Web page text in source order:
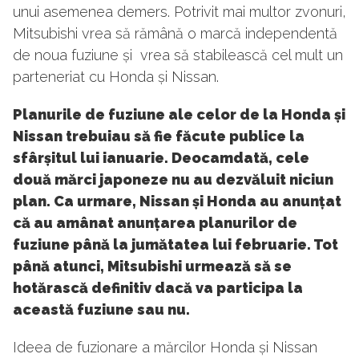
unui asemenea demers. Potrivit mai multor zvonuri,
Mitsubishi vrea să rămână o marcă independentă
de noua fuziune și vrea să stabilească cel mult un
parteneriat cu Honda și Nissan.
Planurile de fuziune ale celor de la Honda și
Nissan trebuiau să fie făcute publice la
sfârșitul lui ianuarie. Deocamdată, cele
două mărci japoneze nu au dezvăluit niciun
plan. Ca urmare, Nissan și Honda au anunțat
că au amânat anunțarea planurilor de
fuziune până la jumătatea lui februarie. Tot
până atunci, Mitsubishi urmează să se
hotărască definitiv dacă va participa la
această fuziune sau nu.
Ideea de fuzionare a mărcilor Honda și Nissan